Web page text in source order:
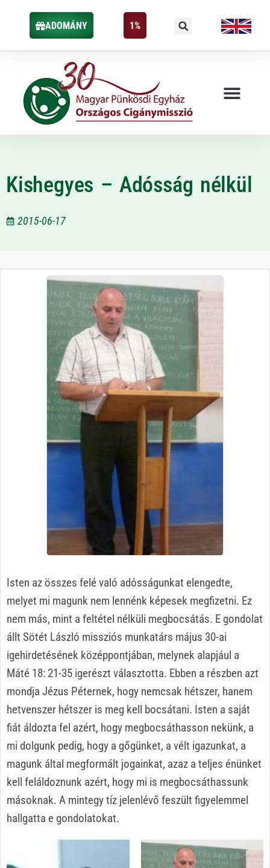
ADOMÁNY 1%
Kishegyes – Adósság nélkül
2015-06-17
Isten az összes felé való adósságunkat elengedte,
melyet mi magunk nem lennénk képesek megfizetni. Ez
nem más, mint a feltétel nélküli megbocsátás. E gondolat
állt Sötét László missziós munkatárs május 30-ai
igehirdetésének középpontjában, melynek alapjául a
Máté 18: 21-35 igerészt választotta. Ebben a részben azt
mondja Jézus Péternek, hogy nemcsak hétszer, hanem
hetvenszer hétszer is meg kell bocsátani. Isten a saját
fiát áldozta fel azért, hogy megbocsáthasson nekünk, a
mi dolgunk pedig, hogy a gőgünket, a vélt igazunkat, a
magunk által megformált jogainkat, azaz a teljes énünket
kell feláldoznunk azért, hogy mi is megbocsáthassunk
másoknak. A mintegy tíz jelenlévő feszült figyelemmel
hallgatta e gondolatokat.